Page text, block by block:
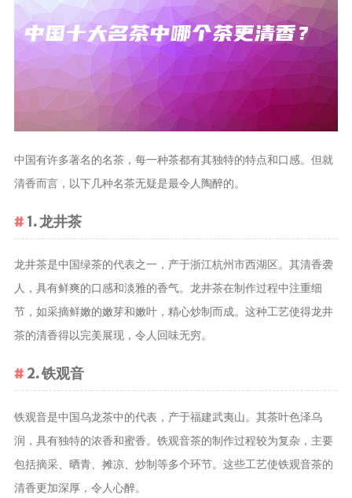
中国有许多著名的名茶，每一种茶都有其独特的特点和口感。但就
清香而言，以下几种名茶无疑是最令人陶醉的。
1. 龙井茶
龙井茶是中国绿茶的代表之一，产于浙江杭州市西湖区。其清香袭
人，具有鲜爽的口感和淡雅的香气。龙井茶在制作过程中注重细
节，如采摘鲜嫩的嫩芽和嫩叶，精心炒制而成。这种工艺使得龙井
茶的清香得以完美展现，令人回味无穷。
2. 铁观音
铁观音是中国乌龙茶中的代表，产于福建武夷山。其茶叶色泽乌
润，具有独特的浓香和蜜香。铁观音茶的制作过程较为复杂，主要
包括摘采、晒青、摊凉、炒制等多个环节。这些工艺使铁观音茶的
清香更加深厚，令人心醉。
茶品
饮茶技巧
茶叶品种和
茶叶生产和
制作
擂茶
茶叶健康价